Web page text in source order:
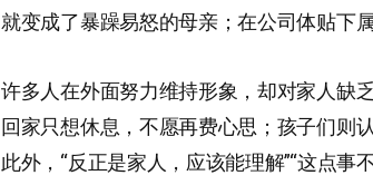
就变成了暴躁易怒的母亲；在公司体贴下
许多人在外面努力维持形象，却对家人缺
回家只想休息，不愿再费心思；孩子们则
此外，“反正是家人，应该能理解”“这点事